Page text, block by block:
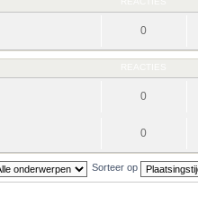
0
0
0
Sorteer op